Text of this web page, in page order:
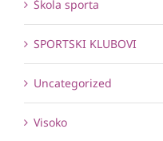
Škola sporta
SPORTSKI KLUBOVI
Uncategorized
Visoko